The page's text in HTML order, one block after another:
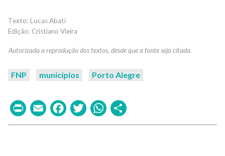
Lucas Abati
Cristiano Vieira
FNP municípios Porto Alegre
PrintEmailFacebook
TwitterWhatsApp